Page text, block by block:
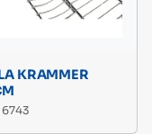
KRAMMER